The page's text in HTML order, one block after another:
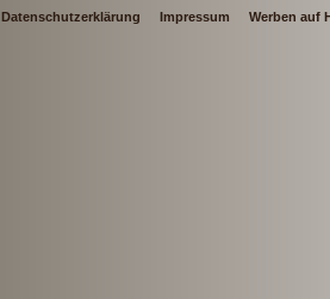
Datenschutzerklärung Impressum Werben auf